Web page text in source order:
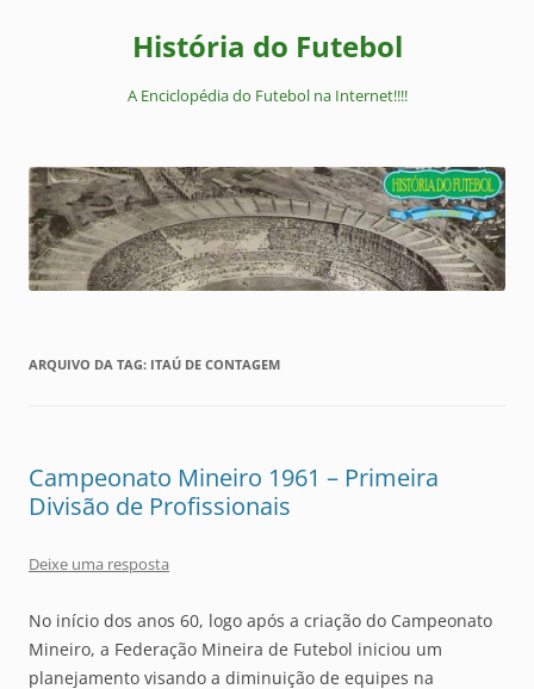
História do Futebol
A Enciclopédia do Futebol na Internet!!!!
ARQUIVO DA TAG: ITAÚ DE CONTAGEM
Campeonato Mineiro 1961 – Primeira
Divisão de Profissionais
Deixe uma resposta
No início dos anos 60, logo após a criação do Campeonato
Mineiro, a Federação Mineira de Futebol iniciou um
planejamento visando a diminuição de equipes na